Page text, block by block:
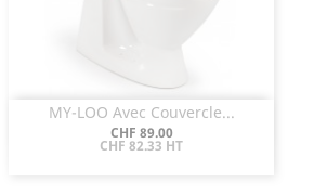
MY-LOO Avec Couvercle...
Prix
CHF 89.00
CHF 82.33 HT
Aperçu rapide